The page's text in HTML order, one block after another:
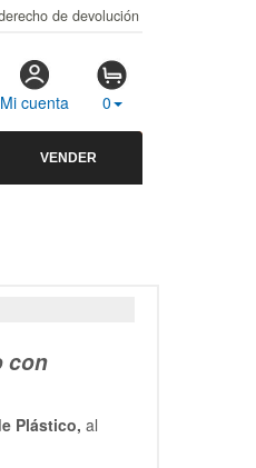
de devolución
Mi cuenta 0
VENDER
con
Plástico, al